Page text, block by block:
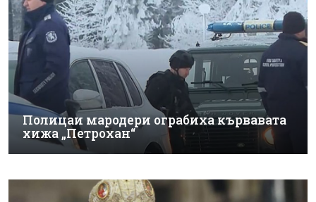
Полицаи мародери ограбиха кървавата
хижа „Петрохан“